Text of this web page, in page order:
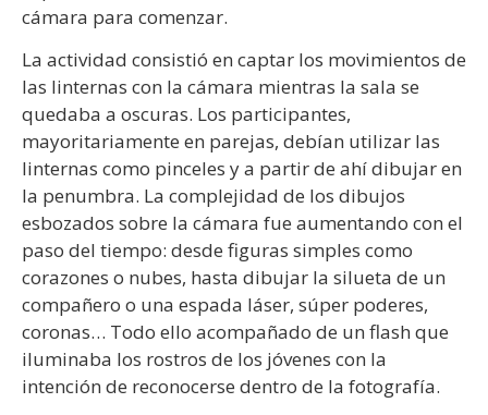
cámara para comenzar.
La actividad consistió en captar los movimientos de
las linternas con la cámara mientras la sala se
quedaba a oscuras. Los participantes,
mayoritariamente en parejas, debían utilizar las
linternas como pinceles y a partir de ahí dibujar en
la penumbra. La complejidad de los dibujos
esbozados sobre la cámara fue aumentando con el
paso del tiempo: desde figuras simples como
corazones o nubes, hasta dibujar la silueta de un
compañero o una espada láser, súper poderes,
coronas… Todo ello acompañado de un flash que
iluminaba los rostros de los jóvenes con la
intención de reconocerse dentro de la fotografía.